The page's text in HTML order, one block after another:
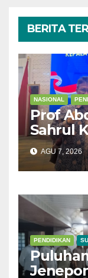
BERITA
NASIONAL
Prof
Sahrul
AGU 7, 2026
PENDIDIKAN